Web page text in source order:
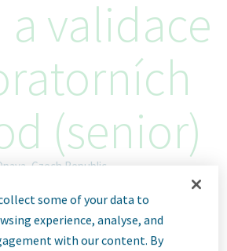
a validace
(senior)
Czech Republic
ID: 68515
some of your data to
experience, analyse, and
with our content. By